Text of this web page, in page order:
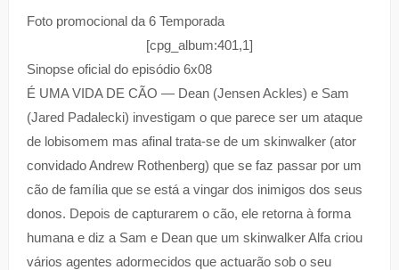
Foto promocional da 6 Temporada
[cpg_album:401,1]
Sinopse oficial do episódio 6x08
É UMA VIDA DE CÃO — Dean (Jensen Ackles) e Sam
(Jared Padalecki) investigam o que parece ser um ataque
de lobisomem mas afinal trata-se de um skinwalker (ator
convidado Andrew Rothenberg) que se faz passar por um
cão de família que se está a vingar dos inimigos dos seus
donos. Depois de capturarem o cão, ele retorna à forma
humana e diz a Sam e Dean que um skinwalker Alfa criou
vários agentes adormecidos que actuarão sob o seu